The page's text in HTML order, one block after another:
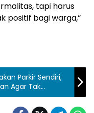
tapi harus
positif bagi warga,”
Parkir Sendiri,
Agar Tak